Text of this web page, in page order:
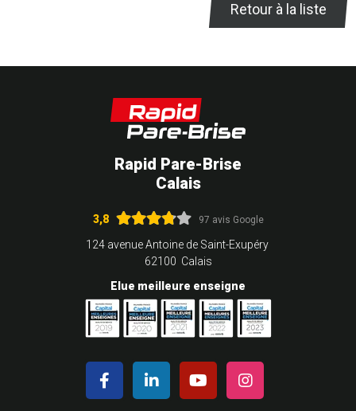
Retour à la liste
Rapid Pare-Brise
Calais
3,8 97 avis Google
124 avenue Antoine de Saint-Exupéry
62100 Calais
Elue meilleure enseigne